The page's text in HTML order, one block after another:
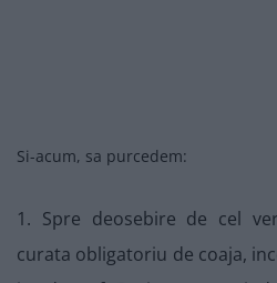
Si-acum, sa purcedem:
1. Spre deosebire de cel
curata obligatoriu de coaja,